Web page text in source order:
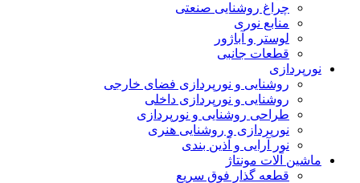
چراغ روشنایی صنعتی
منابع نوری
لوستر و آباژور
قطعات جانبی
نورپردازی
روشنایی و نورپردازی فضای خارجی
روشنایی و نورپردازی داخلی
طراحی روشنایی و نورپردازی
نورپردازی و روشنایی هنری
نور آرایی و آذین بندی
ماشین آلات مونتاژ
قطعه گذار فوق سریع